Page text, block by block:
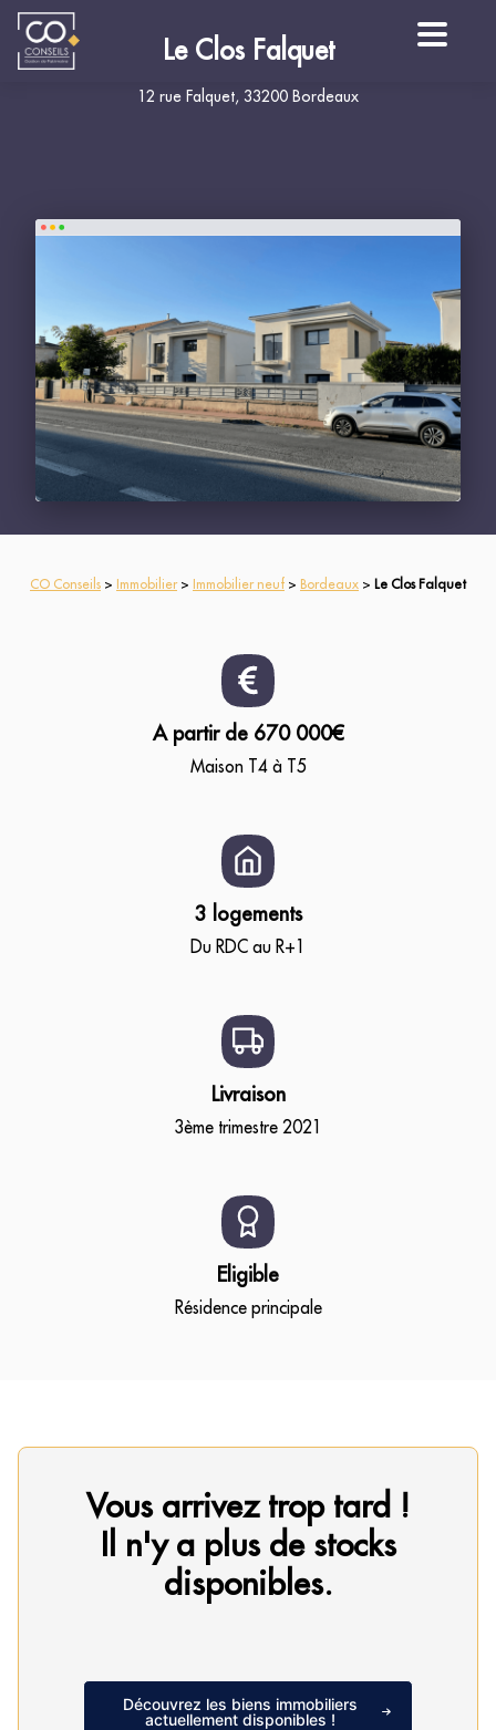
Le Clos Falquet
12 rue Falquet, 33200 Bordeaux
CO Conseils > Immobilier> Immobilier neuf > Bordeaux > Le Clos Falquet
A partir de 670 000€
Maison T4 à T5
3 logements
Du RDC au R+1
Livraison
3ème trimestre 2021
Eligible
Résidence principale
Vous arrivez trop tard !
Il n'y a plus de stocks
disponibles.
Découvrez les biens immobiliers
actuellement disponibles !